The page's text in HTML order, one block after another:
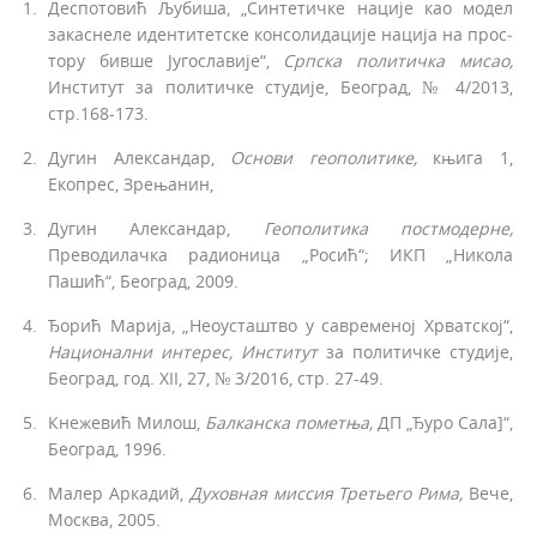
Деспотовић Љубиша, „Синтетичке нације као модел
закаснеле идентитетске консолидације нација на прос­
тору бивше Југославије“, Српска политичка мисао,
Институт за политичке студије, Београд, № 4/2013,
стр.168-173.
Дугин Александар, Основи геополитике,књига 1,
Екопрес, Зрењанин,
Дугин Александар, Геополитика постмодерне,
Преводилачка радионица „Росић“; ИКП „Никола
Пашић“, Београд, 2009.
Ђорић Марија, „Неоусташтво у савременој Хрватској“,
Национални интерес, Институтза политичке студије,
Београд, год. XII, 27, № 3/2016, стр. 27-49.
Кнежевић Милош, Балканска пометња, ДП „Ђуро Са­ла]“,
Београд, 1996.
Малер Аркадий, Духовная миссия Третьего Рима, Вече,
Москва, 2005.